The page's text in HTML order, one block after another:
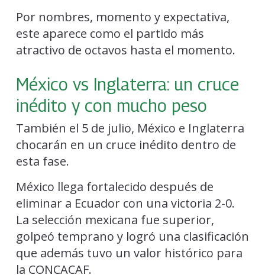
Por nombres, momento y expectativa,
este aparece como el partido más
atractivo de octavos hasta el momento.
México vs Inglaterra: un cruce
inédito y con mucho peso
También el 5 de julio, México e Inglaterra
chocarán en un cruce inédito dentro de
esta fase.
México llega fortalecido después de
eliminar a Ecuador con una victoria 2-0.
La selección mexicana fue superior,
golpeó temprano y logró una clasificación
que además tuvo un valor histórico para
la CONCACAF.